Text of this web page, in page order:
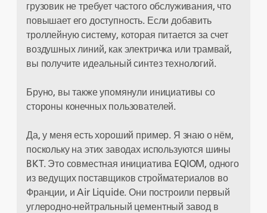
грузовик не требует частого обслуживания, что
повышает его доступность. Если добавить
троллейную систему, которая питается за счет
воздушных линий, как электричка или трамвай,
вы получите идеальный синтез технологий.
Бруно, вы также упомянули инициативы со
стороны конечных пользователей.
Да, у меня есть хороший пример. Я знаю о нём,
поскольку на этих заводах используются шины
BKT. Это совместная инициатива EQIOM, одного
из ведущих поставщиков стройматериалов во
Франции, и Air Liquide. Они построили первый
углеродно-нейтральный цементный завод в